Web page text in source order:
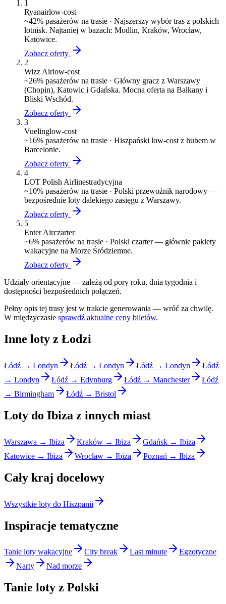
1
Ryanairlow-cost
~42% pasażerów na trasie · Najszerszy wybór tras z polskich
lotnisk. Najtaniej w bazach: Modlin, Kraków, Wrocław,
Katowice.
Zobacz oferty
2
Wizz Airlow-cost
~26% pasażerów na trasie · Główny gracz z Warszawy
(Chopin), Katowic i Gdańska. Mocna oferta na Bałkany i
Bliski Wschód.
Zobacz oferty
3
Vuelinglow-cost
~16% pasażerów na trasie · Hiszpański low-cost z hubem w
Barcelonie.
Zobacz oferty
4
LOT Polish Airlinestradycyjna
~10% pasażerów na trasie · Polski przewoźnik narodowy —
bezpośrednie loty dalekiego zasięgu z Warszawy.
Zobacz oferty
5
Enter Airczarter
~6% pasażerów na trasie · Polski czarter — głównie pakiety
wakacyjne na Morze Śródziemne.
Zobacz oferty
Udziały orientacyjne — zależą od pory roku, dnia tygodnia i
dostępności bezpośrednich połączeń.
Pełny opis tej trasy jest w trakcie generowania — wróć za chwilę.
W międzyczasie sprawdź aktualne ceny biletów.
Inne loty z Łodzi
Łódź → Londyn Łódź → Londyn Łódź → Londyn
Łódź
→ Londyn
Łódź → Edynburg Łódź → Manchester
Łódź
→ Birmingham
Łódź → Bristol
Loty do Ibiza z innych miast
Warszawa → Ibiza Kraków → Ibiza
Gdańsk → Ibiza
Katowice → Ibiza
Wrocław → Ibiza Poznań → Ibiza
Cały kraj docelowy
Wszystkie loty do Hiszpanii
Inspiracje tematyczne
Tanie loty wakacyjne City break Last minute
Egzotyczne
Narty
Nad morze
Tanie loty z Polski